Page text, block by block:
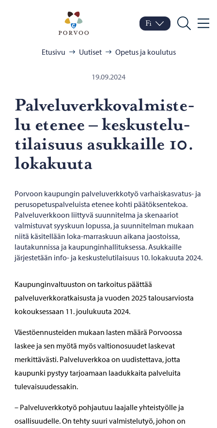
Porvoo – Siirry
Vaihda kieltä
Nykyinen kieli: Suomi
Fi
Hae
Etusivu Uutiset Opetus ja koulutus
19.09.2024
Pal­ve­lu­verk­ko­val­mis­te­
lu ete­nee – kes­kus­te­lu­
ti­lai­suus asuk­kail­le 10.
lo­ka­kuu­ta
Porvoon kaupungin palveluverkkotyö varhaiskasvatus- ja
perusopetuspalveluista etenee kohti päätöksentekoa.
Palveluverkkoon liittyvä suunnitelma ja skenaariot
valmistuvat syyskuun lopussa, ja suunnitelman mukaan
niitä käsitellään loka-marraskuun aikana jaostoissa,
lautakunnissa ja kaupunginhallituksessa. Asukkaille
järjestetään info- ja keskustelutilaisuus 10. lokakuuta 2024.
Kaupunginvaltuuston on tarkoitus päättää
palveluverkkoratkaisusta ja vuoden 2025 talousarviosta
kokouksessaan 11. joulukuuta 2024.
Väestöennusteiden mukaan lasten määrä Porvoossa
laskee ja sen myötä myös valtionosuudet laskevat
merkittävästi. Palveluverkkoa on uudistettava, jotta
kaupunki pystyy tarjoamaan laadukkaita palveluita
tulevaisuudessakin.
– Palveluverkkotyö pohjautuu laajalle yhteistyölle ja
osallisuudelle. On tehty suuri valmistelutyö, johon on